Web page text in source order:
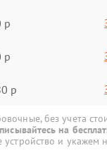
р
р
р
без учета
на
и укажем